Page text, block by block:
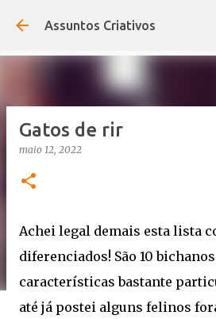
Pular para o conteúdo
Assuntos Criativos
Gatos de rir
maio 12, 2022
Achei legal demais esta lista
diferenciados! São 10
características bastante
até já postei alguns felinos